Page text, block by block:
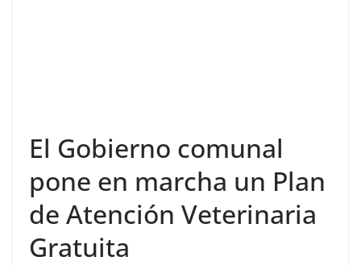
El Gobierno comunal
pone en marcha un Plan
de Atención Veterinaria
Gratuita